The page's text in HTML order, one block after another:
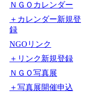
ＮＧＯカレンダー
＋カレンダー新規登
録
NGOリンク
＋リンク新規登録
ＮＧＯ写真展
＋写真展開催申込